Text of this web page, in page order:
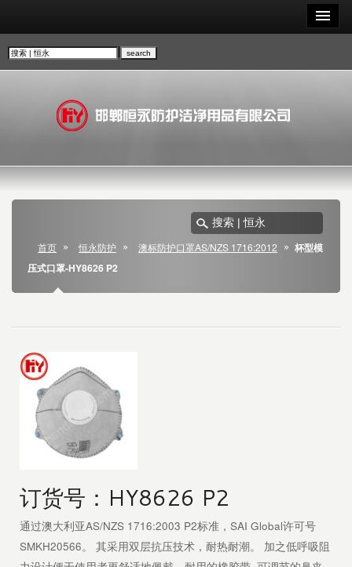
首页 恒永防护 澳标防护口罩AS/NZS 1716:2012
杯型模
压式口罩-HY8626 P2
订货号：HY8626 P2
通过澳大利亚AS/NZS 1716:2003 P2标准，SAI Global许可号
SMKH20566。 其采用双层抗压技术，耐热耐潮。 加之低呼吸阻